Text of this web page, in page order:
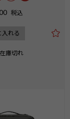
税込
入れる
在庫切れ